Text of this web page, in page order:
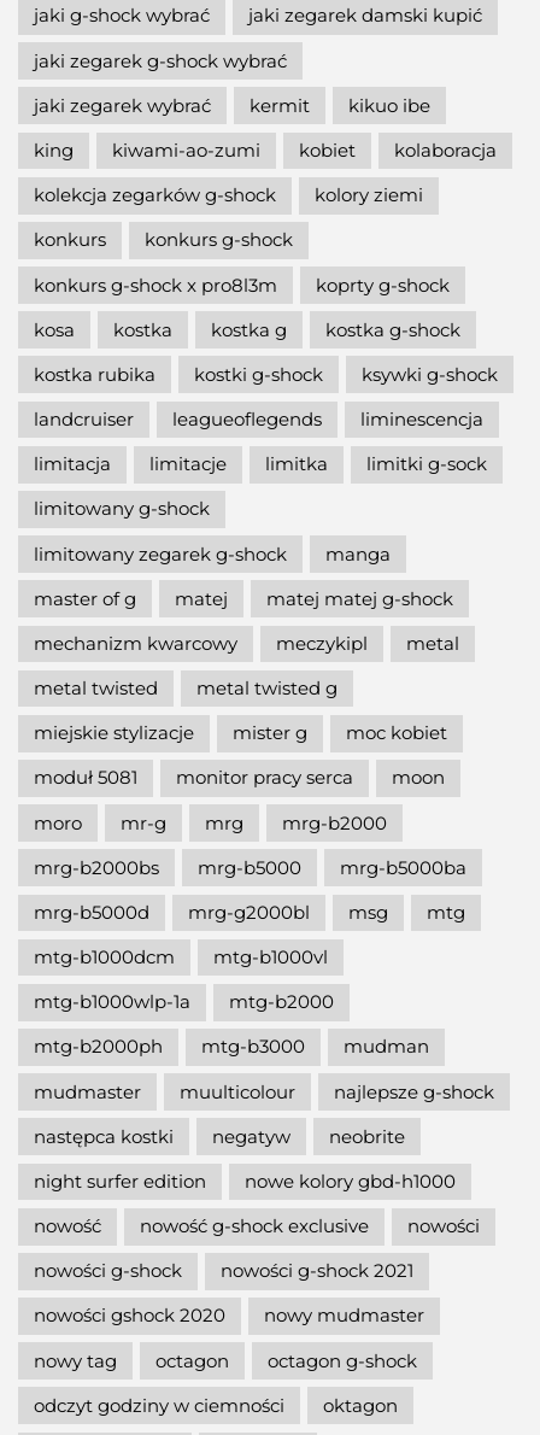
jaki g-shock wybrać
jaki zegarek damski kupić
jaki zegarek g-shock wybrać
jaki zegarek wybrać
kermit
kikuo ibe
king
kiwami-ao-zumi kobiet
kolaboracja
kolekcja zegarków g-shock
kolory ziemi
konkurs
konkurs g-shock
konkurs g-shock x pro8l3m
koprty g-shock
kosa
kostka kostka g
kostka g-shock
kostka rubika
kostki g-shock
ksywki g-shock
landcruiser
leagueoflegends
liminescencja
limitacja
limitacje limitka
limitki g-sock
limitowany g-shock
limitowany zegarek g-shock
manga
master of g
matej
matej matej g-shock
mechanizm kwarcowy
meczykipl
metal
metal twisted
metal twisted g
miejskie stylizacje
mister g
moc kobiet
moduł 5081
monitor pracy serca
moon
moro
mr-g mrg
mrg-b2000
mrg-b2000bs
mrg-b5000
mrg-b5000ba
mrg-b5000d
mrg-g2000bl msg
mtg
mtg-b1000dcm
mtg-b1000vl
mtg-b1000wlp-1a
mtg-b2000
mtg-b2000ph
mtg-b3000
mudman
mudmaster
muulticolour
najlepsze g-shock
następca kostki
negatyw
neobrite
night surfer edition
nowe kolory gbd-h1000
nowość
nowość g-shock exclusive
nowości
nowości g-shock
nowości g-shock 2021
nowości gshock 2020
nowy mudmaster
nowy tag
octagon
octagon g-shock
odczyt godziny w ciemności
oktagon